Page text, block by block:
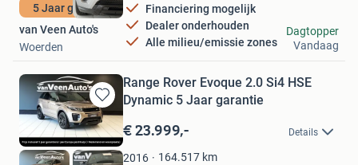
5 Jaar garantie
Financiering mogelijk
Dealer onderhouden
Alle milieu/emissie zones
van Veen Auto's
Woerden
Dagtopper
Vandaag
Bewaren
in
Mijn
Favorieten
Range Rover Evoque 2.0 Si4 HSE
Dynamic 5 Jaar garantie
€ 23.999,- Details
2016 164.517 km